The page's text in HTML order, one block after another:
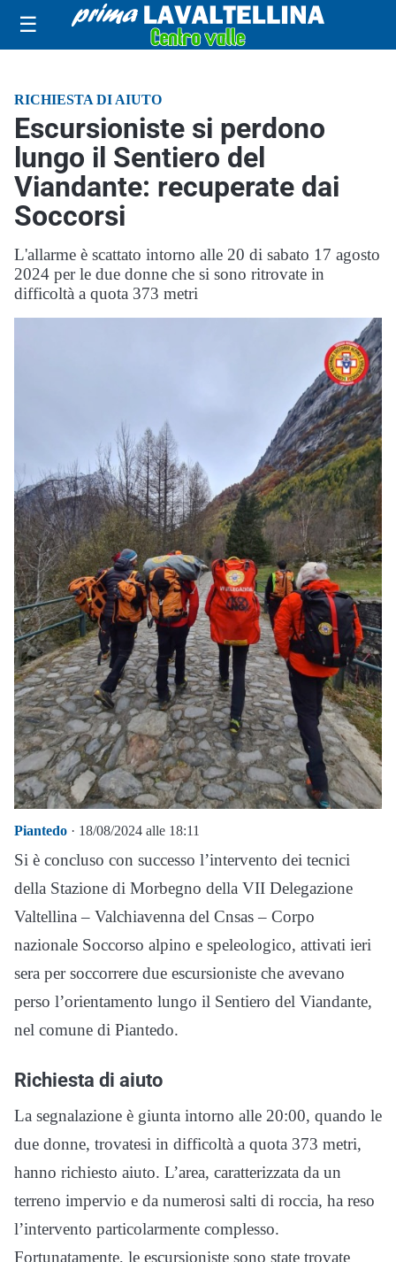
☰
RICHIESTA DI AIUTO
Escursioniste si perdono
lungo il Sentiero del
Viandante: recuperate dai
Soccorsi
L'allarme è scattato intorno alle 20 di sabato 17 agosto
2024 per le due donne che si sono ritrovate in
difficoltà a quota 373 metri
Piantedo · 18/08/2024 alle 18:11
Si è concluso con successo l’intervento dei tecnici
della Stazione di Morbegno della VII Delegazione
Valtellina – Valchiavenna del Cnsas – Corpo
nazionale Soccorso alpino e speleologico, attivati ieri
sera per soccorrere due escursioniste che avevano
perso l’orientamento lungo il Sentiero del Viandante,
nel comune di Piantedo.
Richiesta di aiuto
La segnalazione è giunta intorno alle 20:00, quando le
due donne, trovatesi in difficoltà a quota 373 metri,
hanno richiesto aiuto. L’area, caratterizzata da un
terreno impervio e da numerosi salti di roccia, ha reso
l’intervento particolarmente complesso.
Fortunatamente, le escursioniste sono state trovate